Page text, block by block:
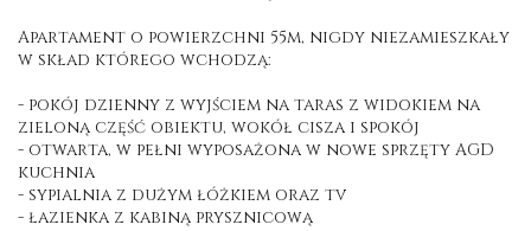
Apartament o powierzchni 55m, nigdy niezamieszkały
w skład którego wchodzą:
- pokój dzienny z wyjściem na taras z widokiem na
zieloną część obiektu, wokół cisza i spokój
- otwarta, w pełni wyposażona w nowe sprzęty AGD
kuchnia
- sypialnia z dużym łóżkiem oraz tv
- łazienka z kabiną prysznicową